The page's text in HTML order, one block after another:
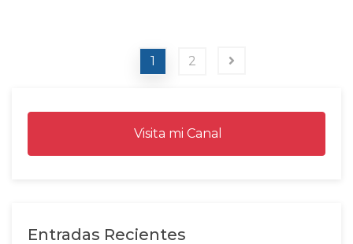
1 2
Visita mi Canal
Entradas Recientes